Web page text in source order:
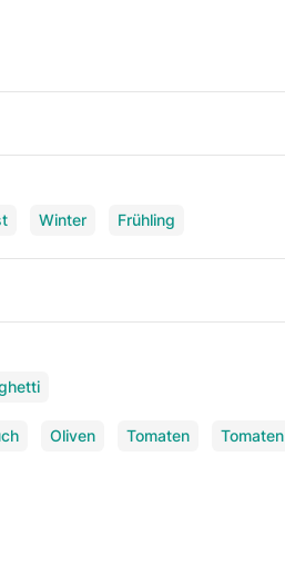
Winter Frühling
Oliven Tomaten Tomaten